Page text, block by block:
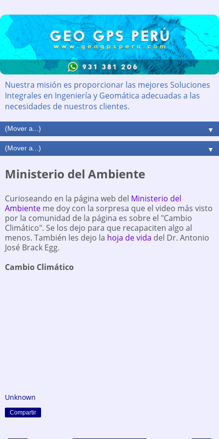
Nuestra misión es proporcionar las mejores Soluciones
Integrales en Ingeniería y Geomática adecuadas a las
necesidades de nuestros clientes.
▼
▼
Ministerio del Ambiente
Curioseando en la página web del Ministerio del
Ambiente me doy con la sorpresa que el video más visto
por la comunidad de la página es sobre el "Cambio
Climático". Se los dejo para que recapaciten algo al
menos. También les dejo la hoja de vida del Dr. Antonio
José Brack Egg.
Cambio Climático
Unknown
Compartir